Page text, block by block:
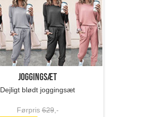
Joggingsæt
Dejligt blødt joggingsæt
Førpris629,-